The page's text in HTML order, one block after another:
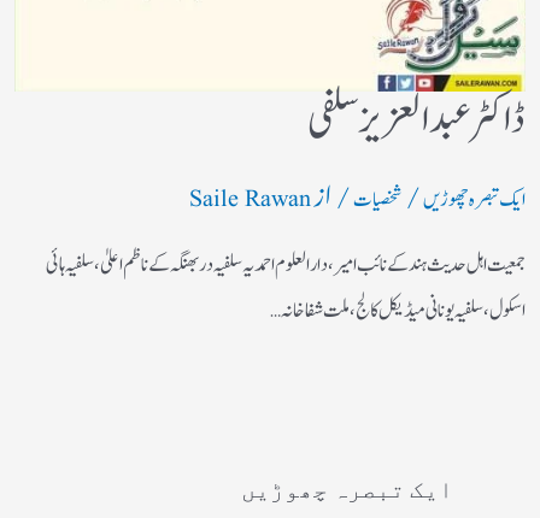
ڈاکٹر عبد العزیزسلفی
ایک تبصرہ چھوڑیں/شخصیات/ ازSaile Rawan
جمعیت اہل حدیث ہند کے نائب امیر، دا رالعلوم احمدیہ سلفیہ دربھنگہ کے ناظم اعلیٰ، سلفیہ ہائی
اسکول ، سلفیہ یونانی میڈیکل کالج، ملت شفاخانہ…
ایک تبصرہ چھوڑیں